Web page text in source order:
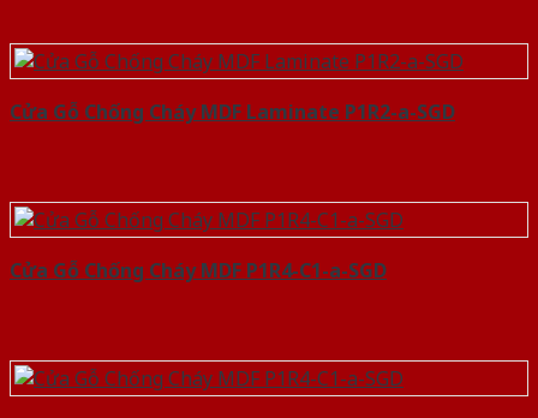
Cửa Gỗ Chống Cháy MDF Laminate P1R2-a-SGD
Cửa Gỗ Chống Cháy MDF P1R4-C1-a-SGD